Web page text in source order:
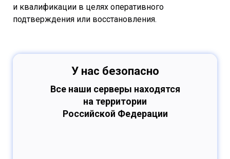
и квалификации в целях оперативного
подтверждения или восстановления.
У нас безопасно
Все наши серверы находятся
на территории
Российской Федерации